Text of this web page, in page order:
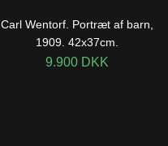
Carl Wentorf. Portræt af barn,
1909. 42x37cm.
9.900 DKK